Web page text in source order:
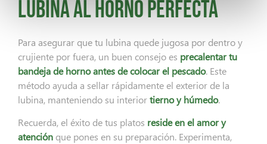
lubina al horno perfecta
Para asegurar que tu lubina quede jugosa por dentro y
crujiente por fuera, un buen consejo es precalentar tu
bandeja de horno antes de colocar el pescado. Este
método ayuda a sellar rápidamente el exterior de la
lubina, manteniendo su interiortierno y húmedo.
Recuerda, el éxito de tus platos reside en el amor y
atención que pones en su preparación. Experimenta,